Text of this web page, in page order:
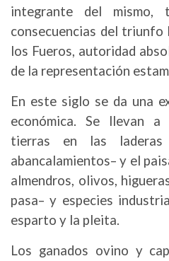
integrante del mismo,
consecuencias del
los Fueros, autoridad
de la representación
En este siglo se da una
económica. Se llevan
tierras en las
abancalamientos– y el
almendros, olivos,
pasa– y especies
esparto y la pleita.
Los ganados ovino y